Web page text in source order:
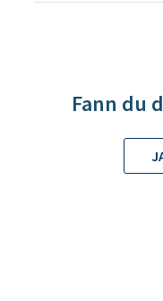
Fann du